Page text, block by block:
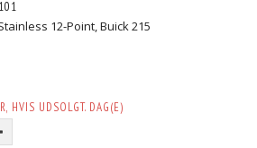
12-Point, Buick 215
HVIS UDSOLGT. DAG(E)